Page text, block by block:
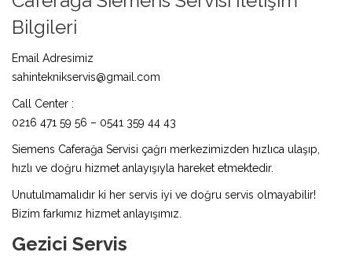
Bilgileri
Email Adresimiz
sahinteknikservis@gmail.com
Call Center :
0216 471 59 56 – 0541 359 44 43
Siemens Caferağa Servisi çağrı merkezimizden hızlıca ulaşıp,
hızlı ve doğru hizmet anlayışıyla hareket etmektedir.
Unutulmamalıdır ki her servis iyi ve doğru servis olmayabilir!
Bizim farkımız hizmet anlayışımız.
Gezici Servis